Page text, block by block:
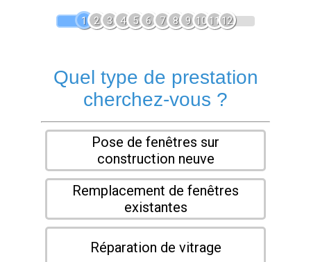
1 2 3 4 5 6 7 8 9 1011 12
Quel type de prestation
cherchez-vous ?
Pose de fenêtres sur
construction neuve
Remplacement de fenêtres
existantes
Réparation de vitrage